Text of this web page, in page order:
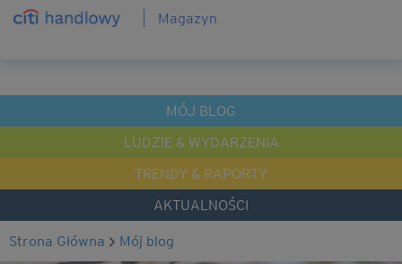
Magazyn
MÓJ BLOG
LUDZIE & WYDARZENIA
TRENDY & RAPORTY
AKTUALNOŚCI
Strona Główna mój blog